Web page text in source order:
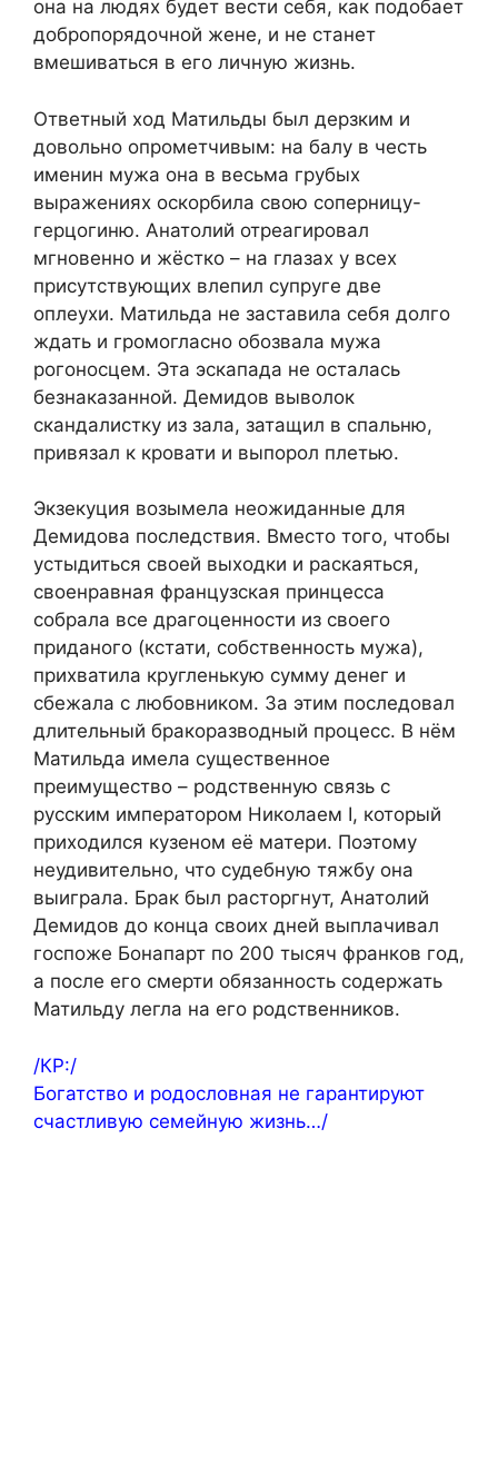
она на людях будет вести себя, как подобает
добропорядочной жене, и не станет
вмешиваться в его личную жизнь.
Ответный ход Матильды был дерзким и
довольно опрометчивым: на балу в честь
именин мужа она в весьма грубых
выражениях оскорбила свою соперницу-
герцогиню. Анатолий отреагировал
мгновенно и жёстко – на глазах у всех
присутствующих влепил супруге две
оплеухи. Матильда не заставила себя долго
ждать и громогласно обозвала мужа
рогоносцем. Эта эскапада не осталась
безнаказанной. Демидов выволок
скандалистку из зала, затащил в спальню,
привязал к кровати и выпорол плетью.
Экзекуция возымела неожиданные для
Демидова последствия. Вместо того, чтобы
устыдиться своей выходки и раскаяться,
своенравная французская принцесса
собрала все драгоценности из своего
приданого (кстати, собственность мужа),
прихватила кругленькую сумму денег и
сбежала с любовником. За этим последовал
длительный бракоразводный процесс. В нём
Матильда имела существенное
преимущество – родственную связь с
русским императором Николаем I, который
приходился кузеном её матери. Поэтому
неудивительно, что судебную тяжбу она
выиграла. Брак был расторгнут, Анатолий
Демидов до конца своих дней выплачивал
госпоже Бонапарт по 200 тысяч франков год,
а после его смерти обязанность содержать
Матильду легла на его родственников.
/КР:/
Богатство и родословная не гарантируют
счастливую семейную жизнь…/